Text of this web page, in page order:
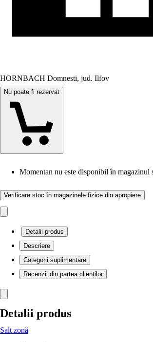
HORNBACH Domnesti, jud. Ilfov
Nu poate fi rezervat
Momentan nu este disponibil în magazinul
Verificare stoc în magazinele fizice din apropiere
Detalii produs
Descriere
Categorii suplimentare
Recenzii din partea clienților
Detalii produs
Salt zonă